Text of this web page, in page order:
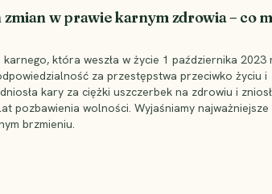
w prawie karnym zdrowia – co
która weszła w życie 1 października 2023
za przestępstwa przeciwko życiu i
kary za ciężki uszczerbek na zdrowiu i
pozbawienia wolności. Wyjaśniamy najważniejsze
brzmieniu.